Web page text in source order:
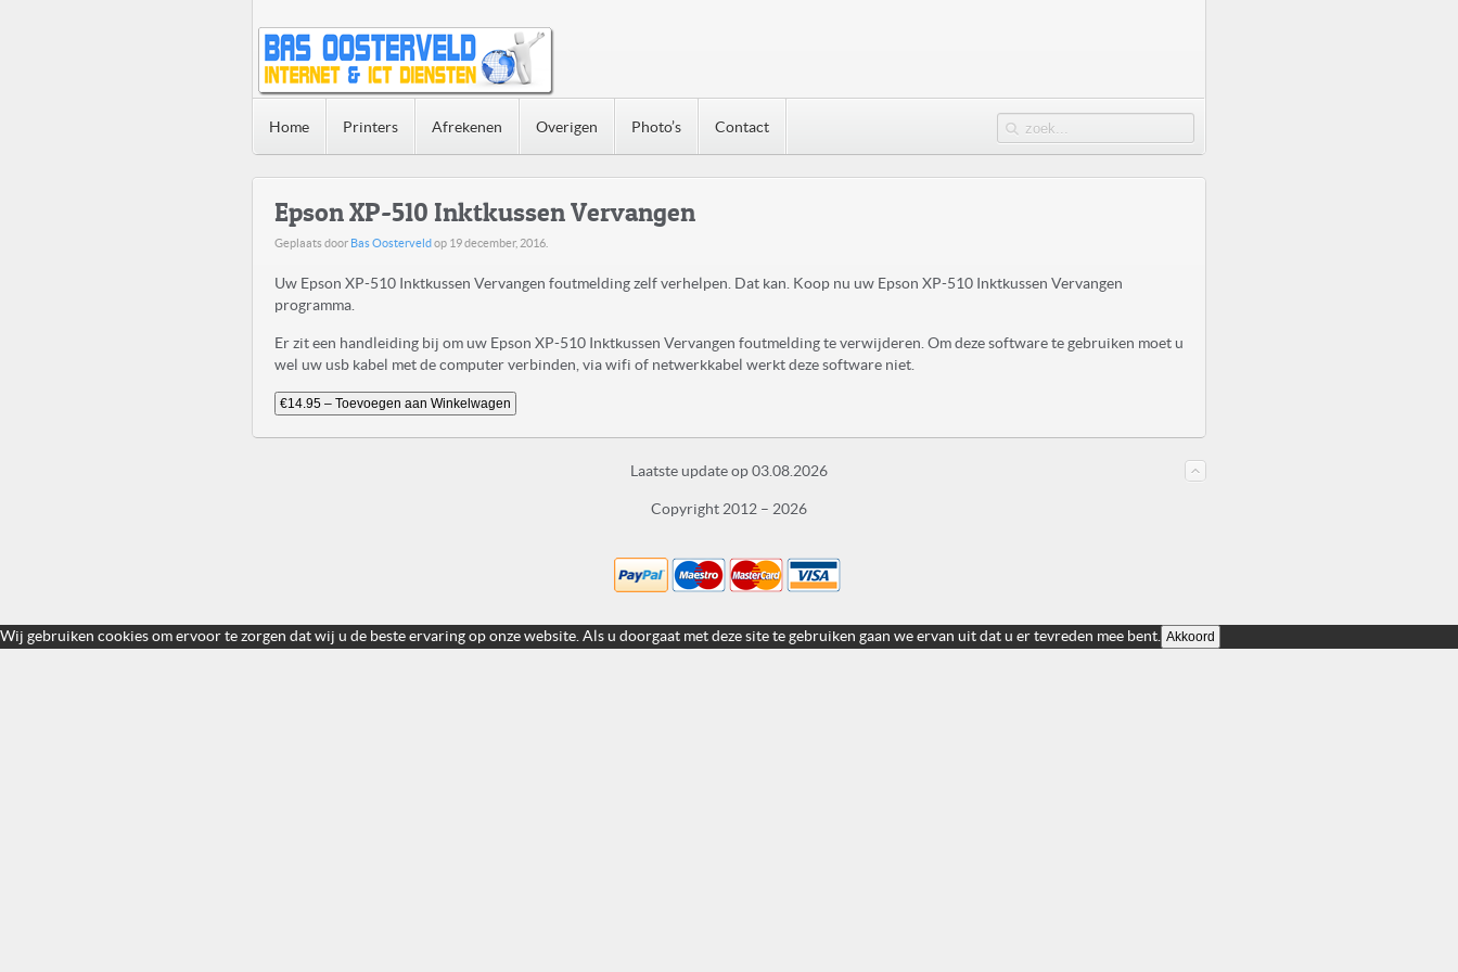
Home Printers Afrekenen Overigen Photo’s Contact
Epson XP-510 Inktkussen Vervangen
Geplaats door Bas Oosterveldop 19 december, 2016
Uw Epson XP-510 Inktkussen Vervangen foutmelding zelf verhelpen. Dat kan. Koop nu uw Epson XP-510 Inktkussen Vervangen
programma.
Er zit een handleiding bij om uw Epson XP-510 Inktkussen Vervangen foutmelding te verwijderen. Om deze software te gebruiken moet u
wel uw usb kabel met de computer verbinden, via wifi of netwerkkabel werkt deze software niet.
€14.95 – Toevoegen aan Winkelwagen
Laatste update op 03.08.2026
Copyright 2012 – 2026
Wij gebruiken cookies om ervoor te zorgen dat wij u de beste ervaring op onze website. Als u doorgaat met deze site te gebruiken gaan we ervan uit dat u er tevreden mee bent. Akkoord